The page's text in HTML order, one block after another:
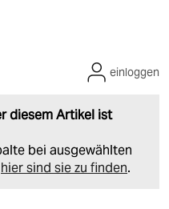
diesem Artikel ist
bei ausgewählten
hier sind sie zu finden.
einloggen